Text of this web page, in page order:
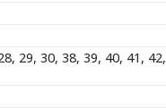
29, 30, 38, 39, 40, 41, 42,